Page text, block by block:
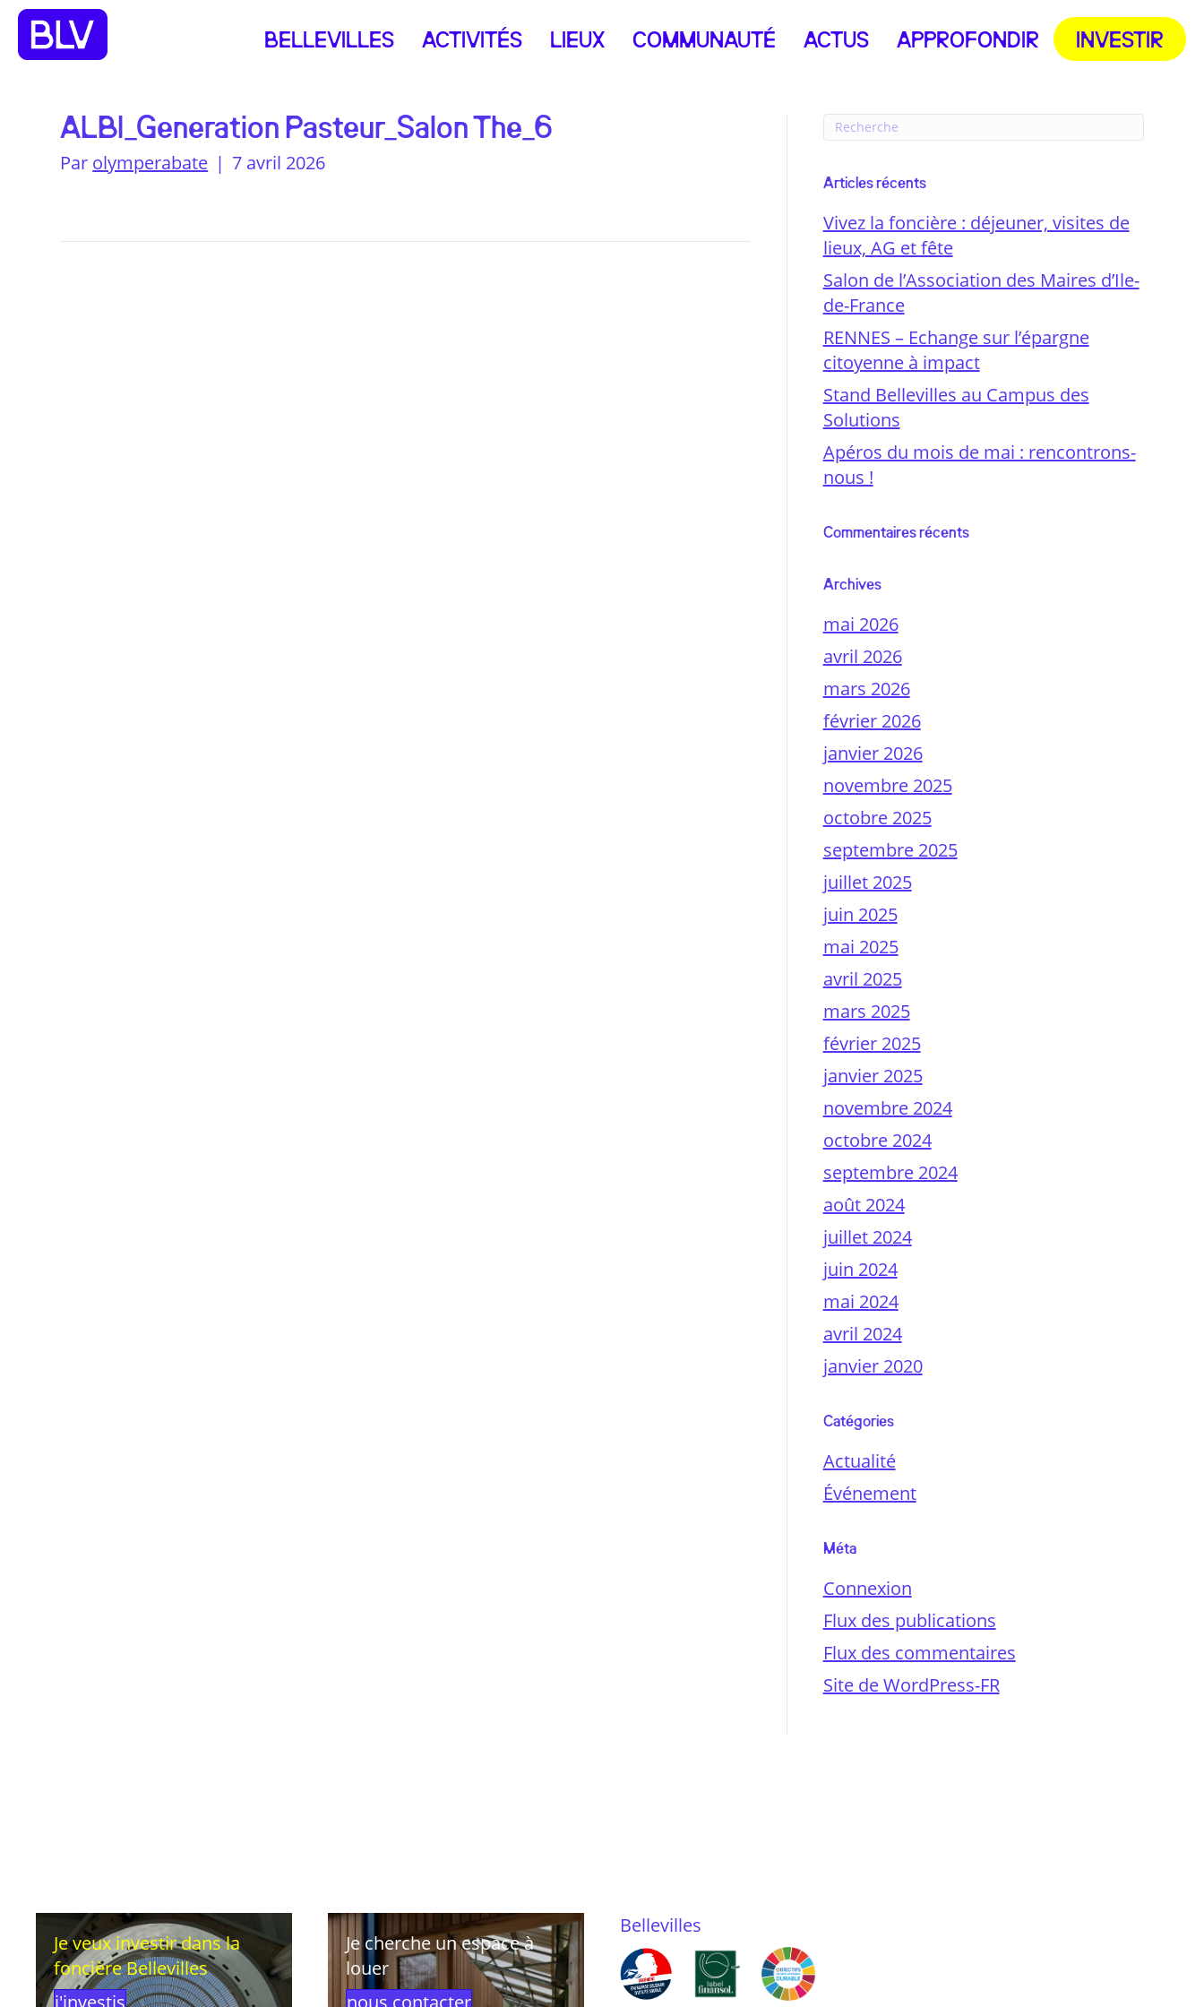
BELLEVILLES ACTIVITÉS LIEUX COMMUNAUTÉ ACTUS APPROFONDIR INVESTIR
ALBI_Generation Pasteur_Salon The_6
Par olymperabate | 7 avril 2026
Articles récents
Vivez la foncière : déjeuner, visites de
lieux, AG et fête
Salon de l’Association des Maires d’Ile-
de-France
RENNES – Echange sur l’épargne
citoyenne à impact
Stand Bellevilles au Campus des
Solutions
Apéros du mois de mai : rencontrons-
nous !
Commentaires récents
Archives
mai 2026
avril 2026
mars 2026
février 2026
janvier 2026
novembre 2025
octobre 2025
septembre 2025
juillet 2025
juin 2025
mai 2025
avril 2025
mars 2025
février 2025
janvier 2025
novembre 2024
octobre 2024
septembre 2024
août 2024
juillet 2024
juin 2024
mai 2024
avril 2024
janvier 2020
Catégories
Actualité
Événement
Méta
Connexion
Flux des publications
Flux des commentaires
Site de WordPress-FR
Je veux investir dans la
foncière Bellevilles
Je cherche un espace à
louer
Bellevilles